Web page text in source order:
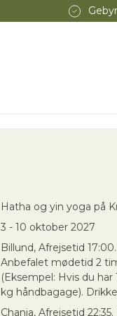
Hatha og yin yoga på
3 - 10 oktober 2027
Billund, Afrejsetid
Anbefalet mødetid 2
(Eksempel: Hvis du
kg håndbagage).
Chania, Afrejsetid